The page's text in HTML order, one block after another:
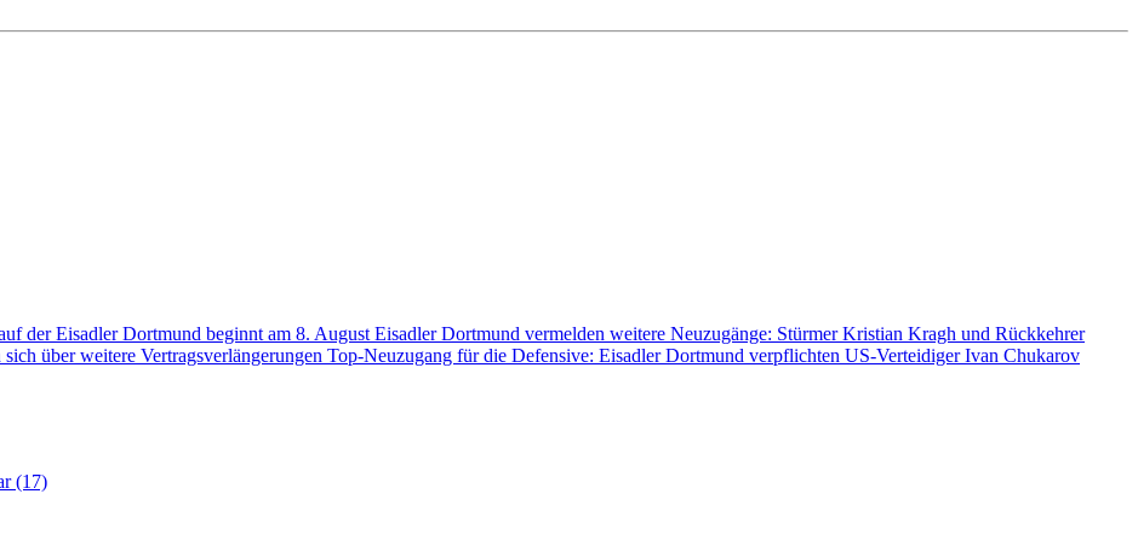
der Eisadler Dortmund beginnt am 8. AugustEisadler Dortmund vermelden weitere Neuzugänge: Stürmer Kristian Kragh und Rückkehrer
über weitere Vertragsverlängerungen Top-Neuzugang für die Defensive: Eisadler Dortmund verpflichten US-Verteidiger Ivan Chukarov
(17)